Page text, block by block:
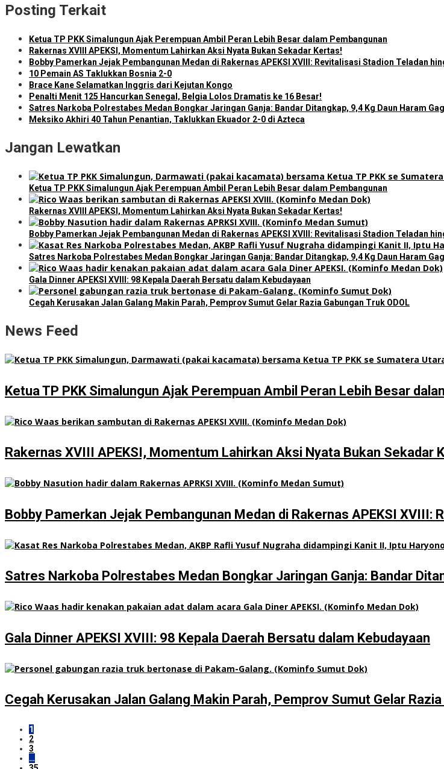
Posting Terkait
Ketua TP PKK Simalungun Ajak Perempuan Ambil Peran Lebih Besar dalam Pembangunan
Rakernas XVIII APEKSI, Momentum Lahirkan Aksi Nyata Bukan Sekadar Kertas!
Bobby Pamerkan Jejak Pembangunan Medan di Rakernas APEKSI XVIII: Revitalisasi Stadion Teladan
10 Pemain AS Taklukkan Bosnia 2-0
Brace Kane Selamatkan Inggris dari Kejutan Kongo
Penalti Menit 125 Hancurkan Senegal, Belgia Lolos Dramatis ke 16 Besar!
Satres Narkoba Polrestabes Medan Bongkar Jaringan Ganja: Bandar Ditangkap, 9,4 Kg Daun Haram
Meksiko Akhiri 40 Tahun Penantian, Taklukkan Ekuador 2-0 di Azteca
Jangan Lewatkan
Ketua TP PKK Simalungun Ajak Perempuan Ambil Peran Lebih Besar dalam Pembangunan
Rakernas XVIII APEKSI, Momentum Lahirkan Aksi Nyata Bukan Sekadar Kertas!
Bobby Pamerkan Jejak Pembangunan Medan di Rakernas APEKSI XVIII: Revitalisasi Stadion Teladan
Satres Narkoba Polrestabes Medan Bongkar Jaringan Ganja: Bandar Ditangkap, 9,4 Kg Daun Haram
Gala Dinner APEKSI XVIII: 98 Kepala Daerah Bersatu dalam Kebudayaan
Cegah Kerusakan Jalan Galang Makin Parah, Pemprov Sumut Gelar Razia Gabungan Truk ODOL
News Feed
Ketua TP PKK Simalungun Ajak Perempuan Ambil Peran Lebih Besar
Rakernas XVIII APEKSI, Momentum Lahirkan Aksi Nyata Bukan Sekadar
Bobby Pamerkan Jejak Pembangunan Medan di Rakernas APEKSI XVIII:
Satres Narkoba Polrestabes Medan Bongkar Jaringan Ganja: Bandar
Gala Dinner APEKSI XVIII: 98 Kepala Daerah Bersatu dalam Kebudayaan
Cegah Kerusakan Jalan Galang Makin Parah, Pemprov Sumut Gelar Razia
1
2
3
…